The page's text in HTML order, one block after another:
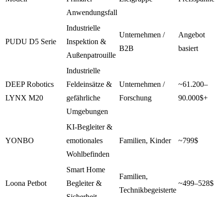
Anwendungsfall
PUDU D5 Serie
Industrielle
Inspektion &
Außenpatrouille
Unternehmen /
B2B
Angebot
basiert
DEEP Robotics
LYNX M20
Industrielle
Feldeinsätze &
gefährliche
Umgebungen
Unternehmen /
Forschung
~61.200–
90.000$+
YONBO
KI-Begleiter &
emotionales
Wohlbefinden
Familien, Kinder ~799$
Loona Petbot
Smart Home
Begleiter &
Familien,
Technikbegeisterte
~499–528$